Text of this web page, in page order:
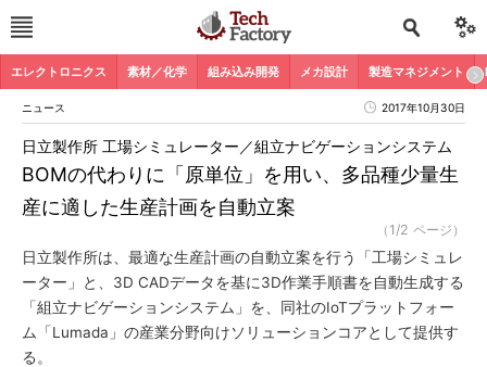
エレクトロニクス 素材／化学 組み込み開発 メカ設計 製造マネジメント
ニュース 2017年10月30日
BOMの代わりに「原単位」を用い、多品種少量生
産に適した生産計画を自動立案
日立製作所 工場シミュレーター／組立ナビゲーションシステム
（1/2 ページ）
日立製作所は、最適な生産計画の自動立案を行う「工場シミュレ
ーター」と、3D CADデータを基に3D作業手順書を自動生成する
「組立ナビゲーションシステム」を、同社のIoTプラットフォー
ム「Lumada」の産業分野向けソリューションコアとして提供す
る。